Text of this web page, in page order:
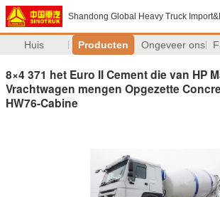
Shandong Global Heavy Truck
Huis Producten Ongeveer ons
8×4 371 het Euro II Cement die van HP
Vrachtwagen mengen Opgezette
HW76-Cabine